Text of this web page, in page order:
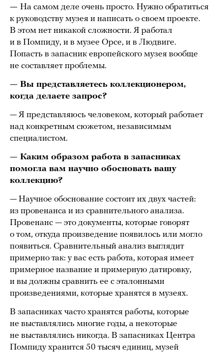
— На самом деле очень просто. Нужно обратиться
к руководству музея и написать о своем проекте.
В этом нет никакой сложности. Я работал
и в Помпиду, и в музее Орсе, и в Людвиге.
Попасть в запасник европейского музея вообще
не составляет проблемы.
— Вы представляетесь коллекционером,
когда делаете запрос?
— Я представляюсь человеком, который работает
над конкретным сюжетом, независимым
специалистом.
— Каким образом работа в запасниках
помогла вам научно обосновать вашу
коллекцию?
— Научное обоснование состоит их двух частей:
из провенанса и из сравнительного анализа.
Провенанс — это документы, которые говорят
о том, откуда произведение появилось или могло
появиться. Сравнительный анализ выглядит
примерно так: у вас есть работа, которая имеет
примерное название и примерную датировку,
и вы должны сравнить ее с эталонными
произведениями, которые хранятся в музеях.
В запасниках часто хранятся работы, которые
не выставлялись многие годы, а некоторые
не выставлялись никогда. В запасниках Центра
Помпиду хранится 50 тысяч единиц, музей